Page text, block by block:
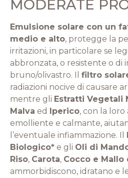
MODERATE
Emulsione solare con un
medio e alto, protegge la
irritazioni, in particolare se
abbronzata, o resistente o di
bruno/olivastro. Il filtro
radiazioni nocive di causare
mentre gli Estratti Vegetali
Malva ed Iperico, con la
emolliente e calmante,
l’eventuale infiammazione. Il
Biologico* e gli Oli di
Riso, Carota, Cocco e Mallo
ammorbidiscono, idratano e